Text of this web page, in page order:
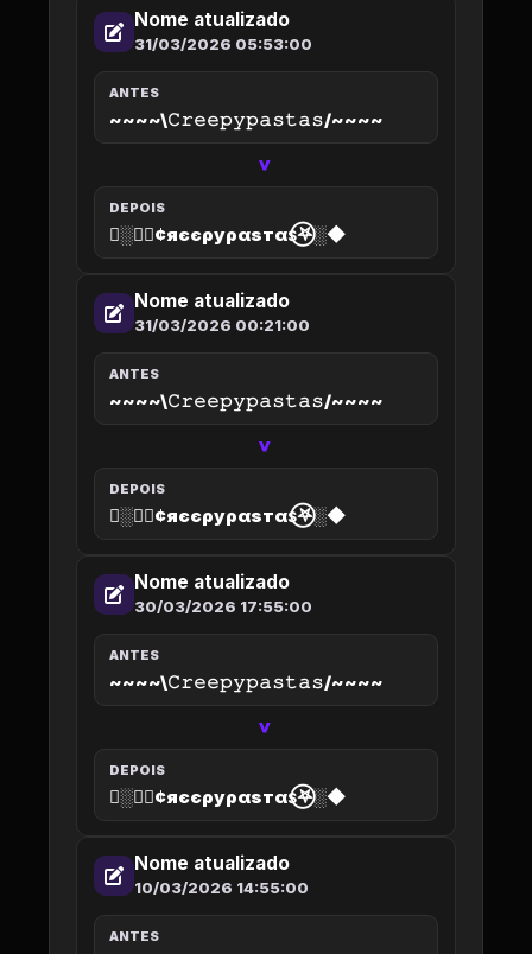
Nome atualizado
31/03/2026 05:53:00
ANTES
~~~~\𝙲𝚛𝚎𝚎𝚙𝚢𝚙𝚊𝚜𝚝𝚊𝚜/~~~~
>
DEPOIS
◆░𖤐⃝¢яєєρуραѕтαѕ⃝𖤐░◆
Nome atualizado
31/03/2026 00:21:00
ANTES
~~~~\𝙲𝚛𝚎𝚎𝚙𝚢𝚙𝚊𝚜𝚝𝚊𝚜/~~~~
>
DEPOIS
◆░𖤐⃝¢яєєρуραѕтαѕ⃝𖤐░◆
Nome atualizado
30/03/2026 17:55:00
ANTES
~~~~\𝙲𝚛𝚎𝚎𝚙𝚢𝚙𝚊𝚜𝚝𝚊𝚜/~~~~
>
DEPOIS
◆░𖤐⃝¢яєєρуραѕтαѕ⃝𖤐░◆
Nome atualizado
10/03/2026 14:55:00
ANTES